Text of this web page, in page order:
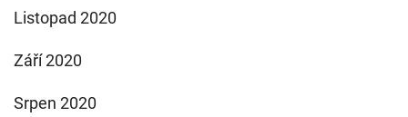
Listopad 2020
Září 2020
Srpen 2020